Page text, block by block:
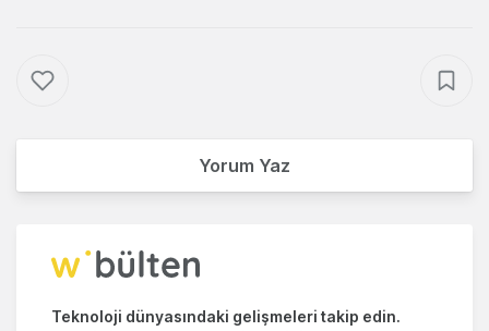
Yorum Yaz
Teknoloji dünyasındaki gelişmeleri takip edin.